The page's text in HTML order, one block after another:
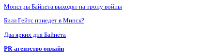
Монстры Байнета выходят на тропу войны
Билл Гейтс приедет в Минск?
Два ярких дня Байнета
PR-агентство онлайн